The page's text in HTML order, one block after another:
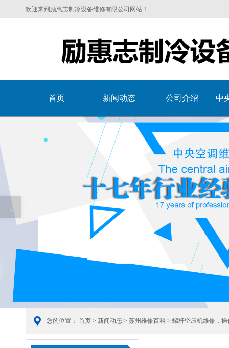
欢迎来到励惠志制冷设备维修有限公司网站！
首页 新闻动态 公司介绍 中
您的位置： 首页 > 新闻动态 > 苏州维修百科 > 螺杆空压机维修，